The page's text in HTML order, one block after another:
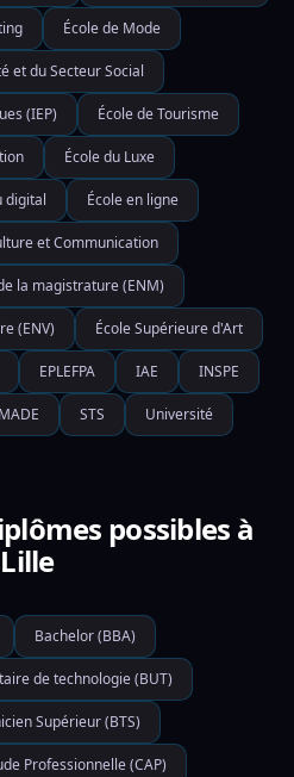
École de Mode
et du Secteur Social
(IEP) École de Tourisme
École du Luxe
digital École en ligne
et Communication
la magistrature (ENM)
(ENV) École Supérieure d'Art
EPLEFPA IAE INSPE
STS Université
possibles à
Lille
Bachelor (BBA)
de technologie (BUT)
Supérieur (BTS)
Professionnelle (CAP)